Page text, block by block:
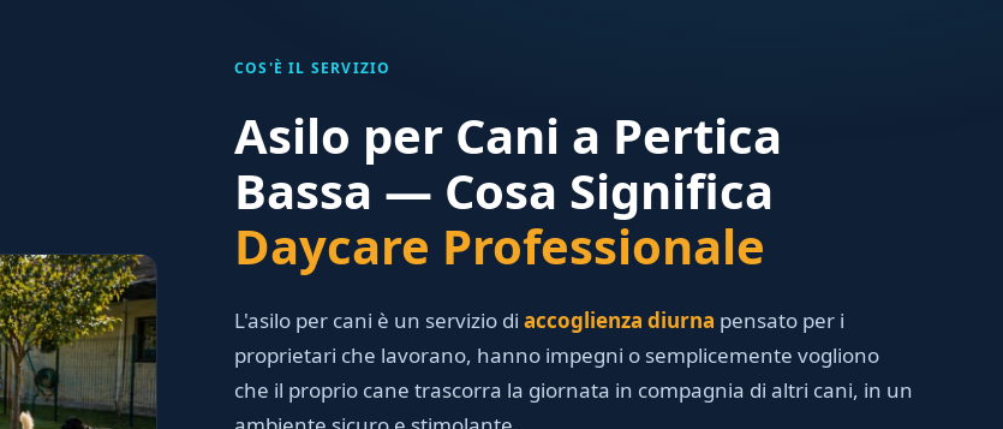
COS'È IL SERVIZIO
Asilo per Cani a Pertica
Bassa — Cosa Significa
Daycare Professionale
L'asilo per cani è un servizio di accoglienza diurna pensato per i
proprietari che lavorano, hanno impegni o semplicemente vogliono
che il proprio cane trascorra la giornata in compagnia di altri cani, in un